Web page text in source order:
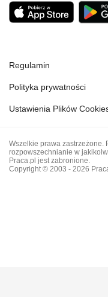
Regulamin
Polityka prywatności
Ustawienia Plików
Wszelkie prawa
rozpowszechnianie w
Praca.pl jest zabronione.
Copyright © 2003 - 2026